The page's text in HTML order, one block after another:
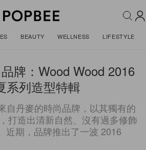
BEAUTY WELLNESS LIFESTYLE
牌：Wood Wood 2016
系列造型特輯
自丹麥的時尚品牌，以其獨有的
打造出清新自然、沒有過多修飾
近期，品牌推出了一波 2016